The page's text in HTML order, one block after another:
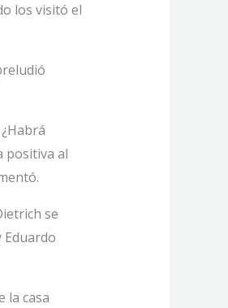
los visitó el
positiva al
se
Eduardo
la casa